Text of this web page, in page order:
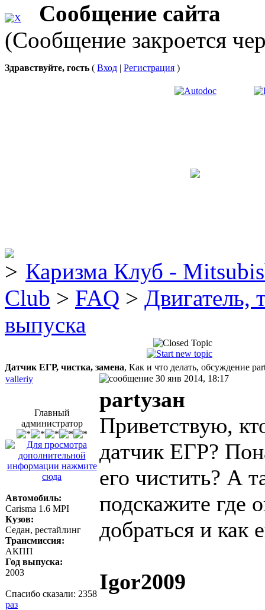
Сообщение сайта
(Сообщение закроется
Здравствуйте, гость ( Вход | Регистрация )
Каризма Клуб -
Club > FAQ > Двигатель,
выпуска
Датчик ЕГР, чистка, замена, Как и что делать, обсуждение
valleriy
30 янв 2014, 18:17
Главный
администратор
Автомобиль:
Carisma 1.6 MPI
Кузов:
Седан, рестайлинг
Трансмиссия:
АКПП
Год выпуска:
2003
Спасибо сказали: 2358
раз
partyзан
Приветствую,
датчик ЕГР?
его чистить? А
подскажите где
добраться и как
Igor2009